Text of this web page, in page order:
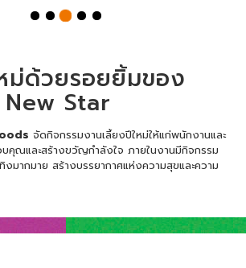
ม่ด้วยรอยยิ้มของ
Star
จัดกิจกรรมงานเลี้ยงปีใหม่ให้แก่พนักงานและ
บคุณและสร้างขวัญกำลังใจ ภายในงานมีกิจกรรม
งมากมาย สร้างบรรยากาศแห่งความสุขและความ